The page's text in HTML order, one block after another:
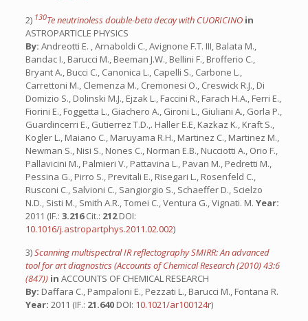
2) 130Te neutrinoless double-beta decay with CUORICINO in
ASTROPARTICLE PHYSICS
By: Andreotti E. , Arnaboldi C., Avignone F.T. III, Balata M.,
Bandac I., Barucci M., Beeman J.W., Bellini F., Brofferio C.,
Bryant A., Bucci C., Canonica L., Capelli S., Carbone L.,
Carrettoni M., Clemenza M., Cremonesi O., Creswick R.J., Di
Domizio S., Dolinski M.J., Ejzak L., Faccini R., Farach H.A., Ferri E.,
Fiorini E., Foggetta L., Giachero A., Gironi L., Giuliani A., Gorla P.,
Guardincerri E., Gutierrez T.D.,. Haller E.E, Kazkaz K., Kraft S.,
Kogler L., Maiano C., Maruyama R.H., Martinez C., Martinez M.,
Newman S., Nisi S., Nones C., Norman E.B., Nucciotti A., Orio F.,
Pallavicini M., Palmieri V., Pattavina L., Pavan M., Pedretti M.,
Pessina G., Pirro S., Previtali E., Risegari L., Rosenfeld C.,
Rusconi C., Salvioni C., Sangiorgio S., Schaeffer D., Scielzo
N.D., Sisti M., Smith A.R., Tomei C., Ventura G., Vignati. M. Year:
2011 (IF.: 3.216Cit.: 212DOI:
10.1016/j.astropartphys.2011.02.002)
3)Scanning multispectral IR reflectography SMIRR: An advanced
tool for art diagnostics (Accounts of Chemical Research (2010) 43:6
(847)) in ACCOUNTS OF CHEMICAL RESEARCH
By: Daffara C., Pampaloni E., Pezzati L., Barucci M., Fontana R.
Year: 2011 (IF.: 21.640 DOI: 10.1021/ar100124r)